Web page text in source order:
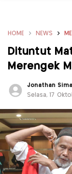
HOME NEWS
Dituntut
Merengek
Jonathan
Selasa, 17